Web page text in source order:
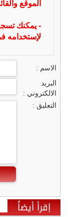
الموقع
- يمكنك
لإستخدامه
الاسم :
البريد
الالكتروني :
التعليق :
إقرأ أيضاً